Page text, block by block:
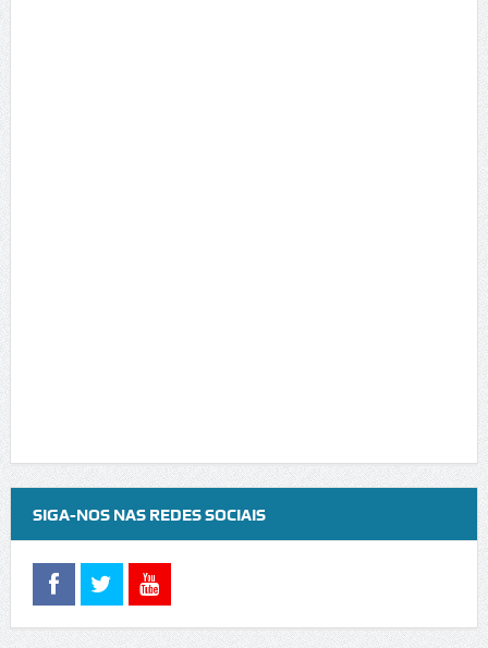
SIGA-NOS NAS REDES SOCIAIS